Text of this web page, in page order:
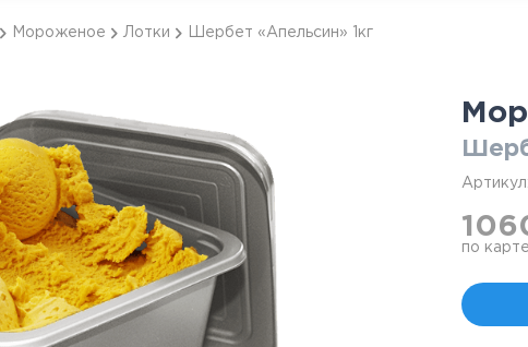
Мороженое Лотки Шербет «Апельсин» 1кг
Артикул:
по карте